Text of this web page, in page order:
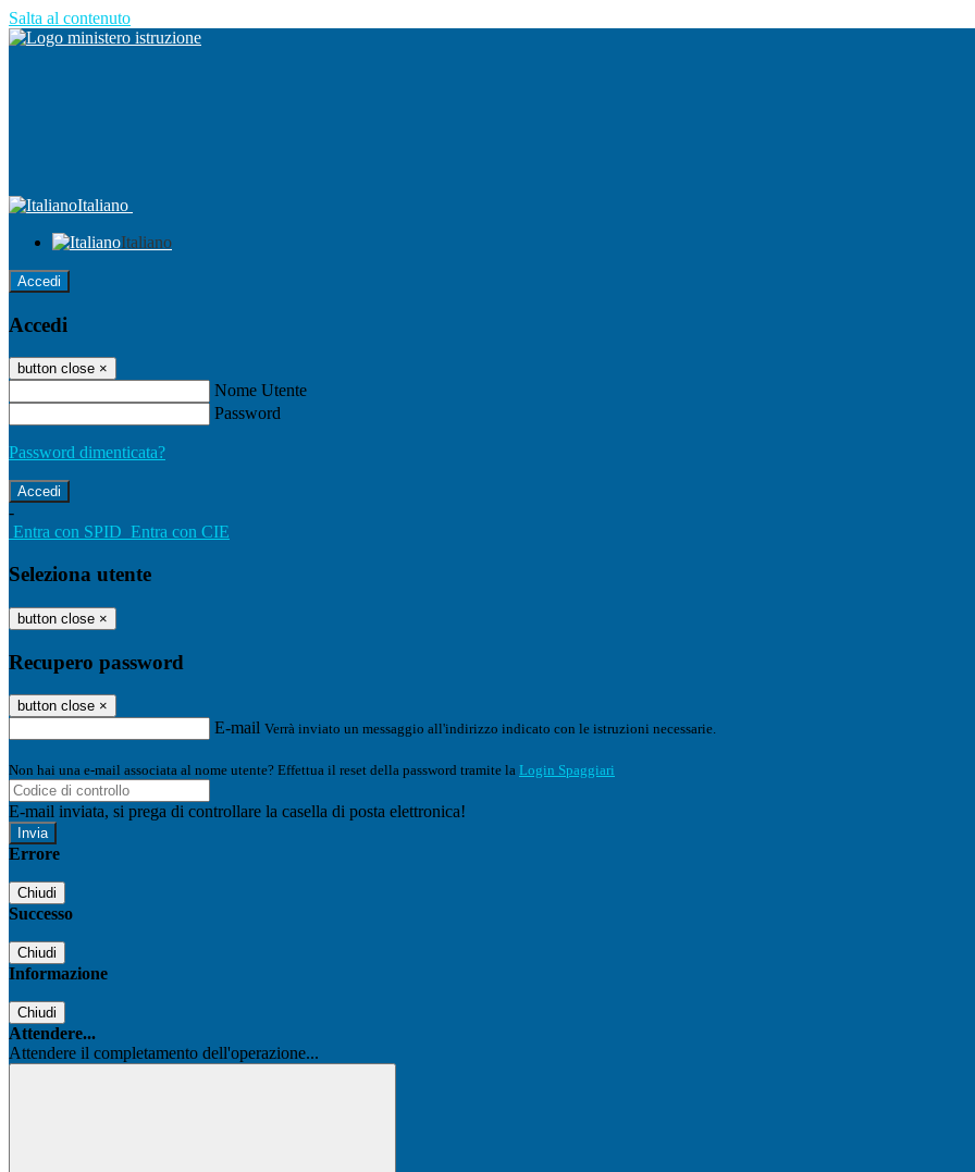
Salta al contenuto
Italiano
Italiano
Accedi
Accedi
button close ×
Nome Utente
Password
Password dimenticata?
-
Entra con SPID Entra con CIE
Seleziona utente
button close ×
Recupero password
button close ×
E-mail Verrà inviato un messaggio all'indirizzo indicato con le istruzioni necessarie.
Non hai una e-mail associata al nome utente? Effettua il reset della password tramite la Login Spaggiari
E-mail inviata, si prega di controllare la casella di posta elettronica!
Errore
Chiudi
Successo
Chiudi
Informazione
Chiudi
Attendere...
Attendere il completamento dell'operazione...